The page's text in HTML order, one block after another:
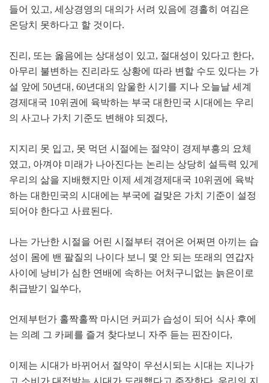
들어 있고, 세상경영의 대의가 서려 있음에 경홀히 여김은
온당치 못하다고 할 것이다.
진리 , 또는 옳음에는 상대성이 있고, 절대성이 있다고 한다,
아무리 불변하는 진리라도 상황에 따라 변할 수도 있다는 가
설 앞에 50년대 , 60년대의 암울한 시기를 지나 오늘날 세계
경제대국 10위권에 육박하는 부국 대한민국 시대에는 우리
의 사고나 가치 기준도 변해야 되겠다,
지지리 못 입고, 못 먹던 시절에는 절약이 경제부흥의 요체
였고, 아껴야 미래가 나아진다는 논리는 상당히 설득력 있게
우리의 삶을 지배했지만 이제 세계경제대국 10위권에 육박
하는 대한민국의 시대에는 부국에 걸맞은 가치 기준이 설정
되어야 한다고 사료된다.
나는 가난한 시절을 어린 시절부터 겪어온 어쩌면 아끼는 습
성이 몸에 밴 팔질의 나이다 보니 몇 안 되는 또래의 연갑자
사이에 낭비가 심한 연배에 속하는 어처구니없는 늙은이로
취급받기 일쑤다,
언제부턴가 홀짝홀짝 마시던 커피가 습성이 되어 식사 후에
는 의례 그 카페를 즐겨 찾다보니 자주 듣는 핀잔이다,
이제는 시대가 바뀌어서 절약이 우선시되는 시대는 지나가
고 소비가 대접받는 시대가 도래했다고 주장한다 우리의 지